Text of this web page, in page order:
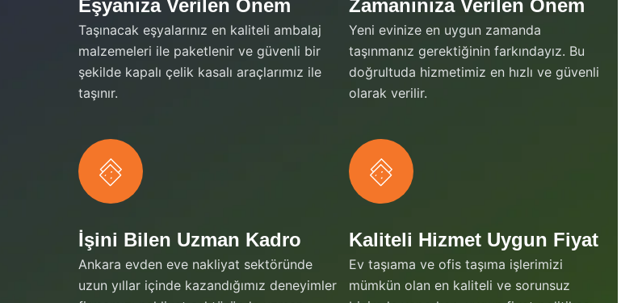
Eşyanıza Verilen Önem
Taşınacak eşyalarınız en kaliteli ambalaj
malzemeleri ile paketlenir ve güvenli bir
şekilde kapalı çelik kasalı araçlarımız ile
taşınır.
Zamanınıza Verilen Önem
Yeni evinize en uygun zamanda
taşınmanız gerektiğinin farkındayız. Bu
doğrultuda hizmetimiz en hızlı ve güvenli
olarak verilir.
İşini Bilen Uzman Kadro
Ankara evden eve nakliyat sektöründe
uzun yıllar içinde kazandığımız deneyimler
Kaliteli Hizmet Uygun Fiyat
Ev taşıama ve ofis taşıma işlerimizi
mümkün olan en kaliteli ve sorunsuz